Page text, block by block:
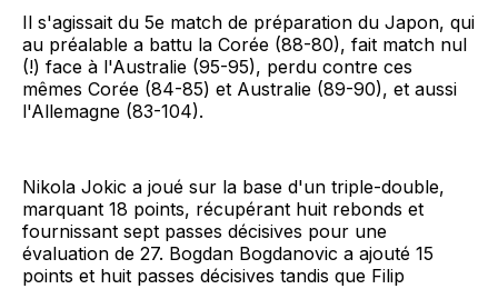
Il s'agissait du 5e match de préparation du Japon, qui
au préalable a battu la Corée (88-80), fait match nul
(!) face à l'Australie (95-95), perdu contre ces
mêmes Corée (84-85) et Australie (89-90), et aussi
l'Allemagne (83-104).
Nikola Jokic a joué sur la base d'un triple-double,
marquant 18 points, récupérant huit rebonds et
fournissant sept passes décisives pour une
évaluation de 27. Bogdan Bogdanovic a ajouté 15
points et huit passes décisives tandis que Filip